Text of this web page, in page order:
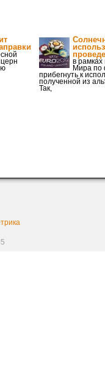
в рамках
Мира по
прибегнуть к
полученной из
Так,